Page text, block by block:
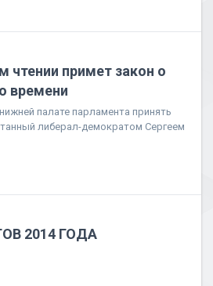
чтении примет закон о
времени
палате парламента принять
либерал-демократом Сергеем
2014 ГОДА